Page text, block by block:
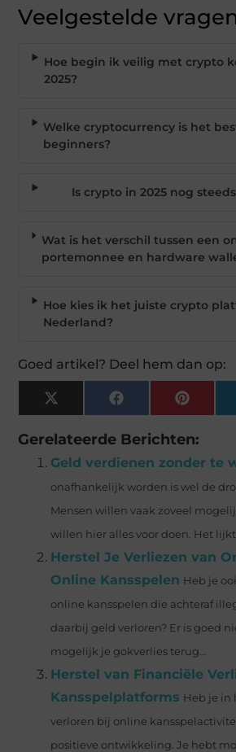
Veelgestelde
Hoe begin ik veilig met crypto
2025?
Welke cryptocurrency is het
beginners?
Is crypto in 2025 nog
Wat is het verschil tussen een
portemonnee en hardware
Hoe kies ik het juiste crypto
Nederland?
Goed artikel? Deel hem dan op:
X
(Twitter)
Facebook
Gerelateerde Berichten:
Geld verdienen zonder te
onafhankelijk worden is wel de
Mensen willen vaak zoveel
willen hier alles voor doen. Het lijkt
Herstel Je Verliezen van
Online Kansspelen Heb je
online kansspelen die achteraf
daarbij geld verloren? Er is goed
mogelijk je gokverlies terug...
Herstel van Financiële
Kansspelplatforms Heb je in
verloren bij online
positieve ontwikkeling. Je hebt